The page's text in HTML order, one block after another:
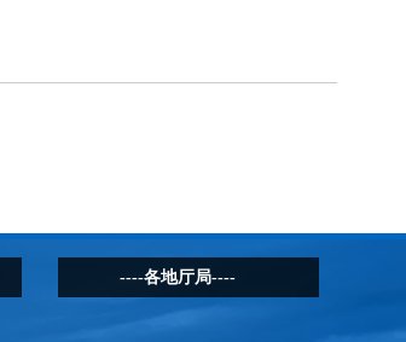
----各地厅局----